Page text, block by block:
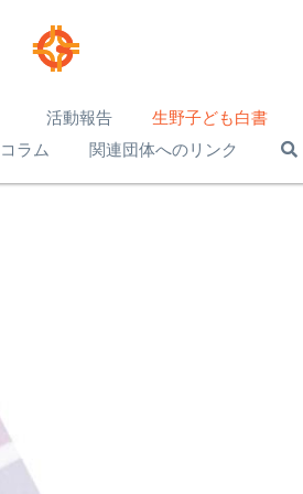
活動報告
生野子ども白書
コラム 関連団体へのリンク